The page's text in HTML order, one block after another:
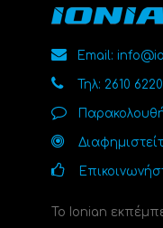
Email:
Τηλ: 2610
Το Ionian